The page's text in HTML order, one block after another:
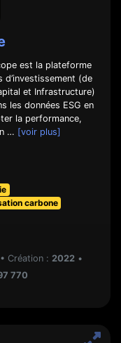
est la plateforme
(de
et Infrastructure)
les données ESG en
la performance,
… [voir plus]
carbone
• Création : 2022 •
770